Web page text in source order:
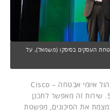
העסקים בסיסקו (משמאל), על
החברה אף השיקה שירות לפילוח וניהול איומי אבטחה – Cisco
Security Segmentation Service. שירות זה מאפשר לתכנן
את הסיכונים, מפשטת